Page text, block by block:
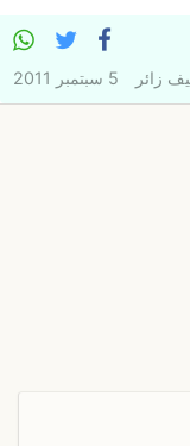
زائر 5 سبتمبر 2011